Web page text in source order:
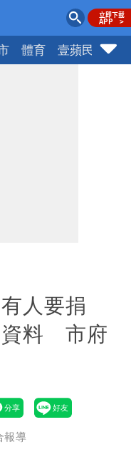
體育 壹蘋民調
人要捐
資料 市府
報導